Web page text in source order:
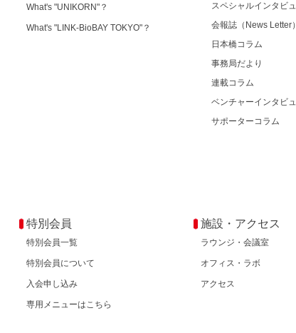
What's "UNIKORN"？
What's "LINK-BioBAY TOKYO"？
スペシャルインタビ
会報誌（News Letter）
日本橋コラム
事務局だより
連載コラム
ベンチャーインタビ
サポーターコラム
特別会員
特別会員一覧
特別会員について
入会申し込み
専用メニューはこちら
施設・アクセス
ラウンジ・会議室
オフィス・ラボ
アクセス